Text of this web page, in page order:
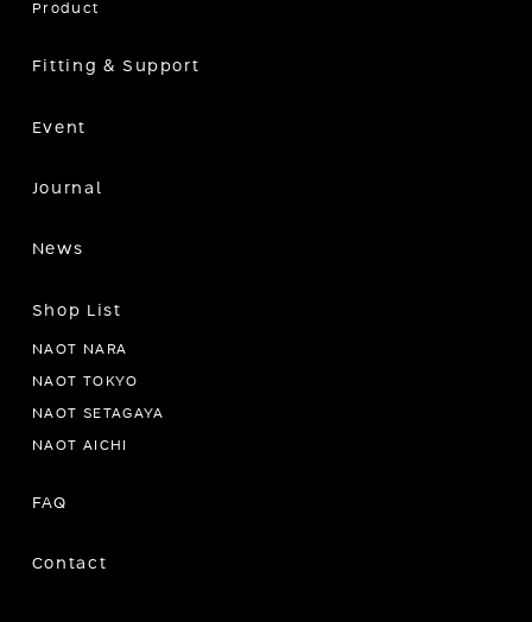
Product
Fitting & Support
Event
Journal
News
Shop List
NAOT NARA
NAOT TOKYO
NAOT SETAGAYA
NAOT AICHI
FAQ
Contact